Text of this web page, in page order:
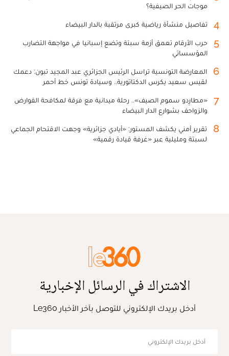
موجات الحر الصيفية؟
4 تفاصيل منشأة رياضية كبرى مرتقبة بالدار البيضاء
5
حرب الأرقام تعمق أزمة سبتة وتضع إسبانيا في مواجهة التضارب
المؤسساتي
6
المعارضة التونسية تراسل الرئيس الجزائري عبد المجيد تبون: دعمك
لقيس سعيد يكرس الدكتاتورية.. وسيادة تونس خط أحمر
7
«مطارِدو سموم الصيف».. رحلة ميدانية مع فرقة لمكافحة القوارض
والزواحف بشوارع الدار البيضاء
8
تقرير أمني يكشف المستور: «أيادي جزائرية» وجهت الاقتحام الجماعي
لسبتة ومليلية عبر «غرفة قيادة رقمية»
الاشتراك في الرسائل الإخبارية
أدخل بريدك الإلكتروني للتوصل بآخر الأخبار Le360